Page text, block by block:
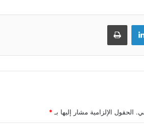
لينكدإن طباعة
الحقول الإلزامية مشار إليها بـ*